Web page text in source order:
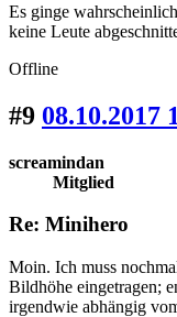
Es ginge
keine Leute
Offline
#9 08.10.2017
screamindan
Mitglied
Re: Minihero
Moin. Ich muss
Bildhöhe eingetragen;
irgendwie abhängig